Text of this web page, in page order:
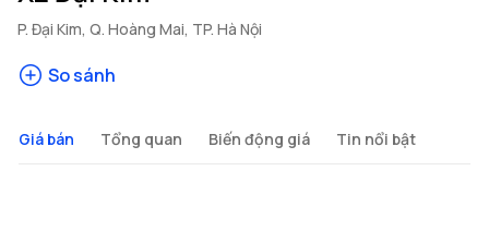
So sánh
P. Đại Kim, Q. Hoàng Mai, TP. Hà Nội
Giá bán Tổng quan Biến động giá Tin nổi bật